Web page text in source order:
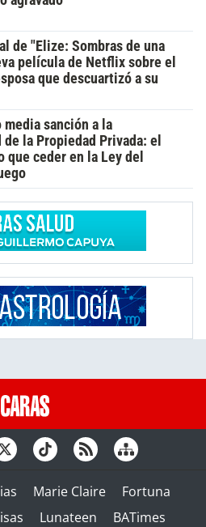
de "Elize: Sombras de una
película de Netflix sobre el
que descuartizó a su
media sanción a la
la Propiedad Privada: el
que ceder en la Ley del
Marie Claire
Fortuna
Lunateen BATimes